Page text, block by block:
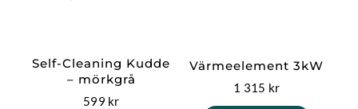
Self-Cleaning Kudde
– mörkgrå
599 kr
Värmeelement 3kW
1 315 kr